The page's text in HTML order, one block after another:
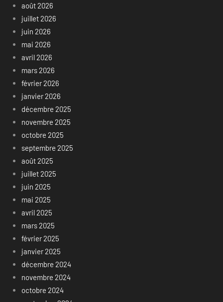
août 2026
juillet 2026
juin 2026
mai 2026
avril 2026
mars 2026
février 2026
janvier 2026
décembre 2025
novembre 2025
octobre 2025
septembre 2025
août 2025
juillet 2025
juin 2025
mai 2025
avril 2025
mars 2025
février 2025
janvier 2025
décembre 2024
novembre 2024
octobre 2024